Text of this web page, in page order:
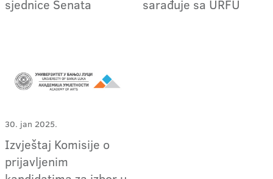
sjednice Senata
sarađuje sa URFU
30. jan 2025.
Izvještaj Komisije o
prijavljenim